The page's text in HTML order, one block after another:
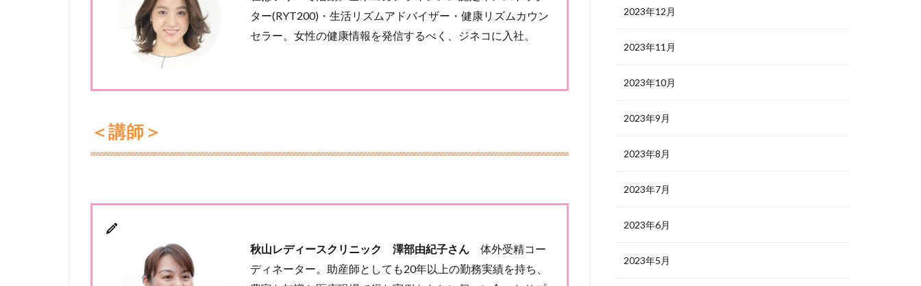
ター(RYT200)・生活リズムアドバイザー・健康リズムカウン
セラー。女性の健康情報を発信するべく、ジネコに入社。
＜講師＞
秋山レディースクリニック 澤部由紀子さん体外受精コー
ディネーター。助産師としても20年以上の勤務実績を持ち、
2023年12月
2023年11月
2023年10月
2023年9月
2023年8月
2023年7月
2023年6月
2023年5月